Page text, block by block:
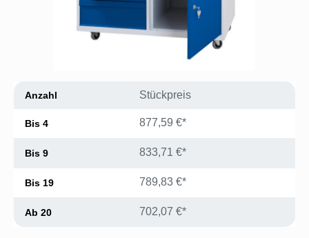
Anzahl Stückpreis
Bis 4 877,59 €*
Bis 9 833,71 €*
Bis 19 789,83 €*
Ab 20 702,07 €*